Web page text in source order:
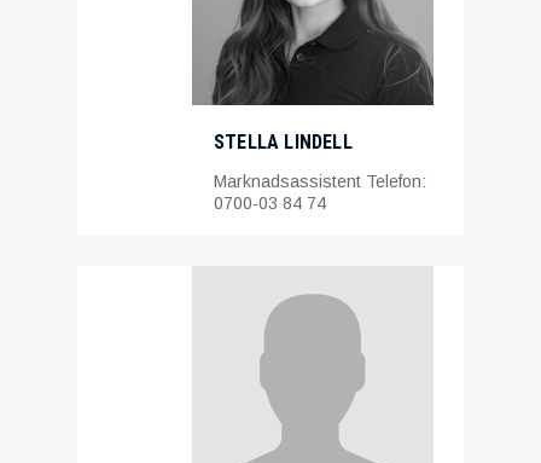
STELLA LINDELL
Marknadsassistent Telefon:
0700-03 84 74